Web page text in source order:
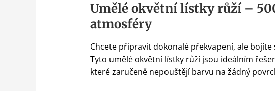
Umělé okvětní lístky růží –
atmosféry
Chcete připravit dokonalé překvapení, ale
Tyto umělé okvětní lístky růží jsou ideálním
které zaručeně nepouštějí barvu na žádný